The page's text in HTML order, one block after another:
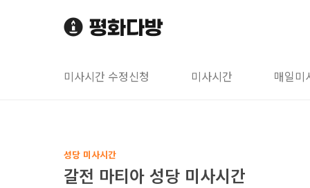
미사시간 수정신청 미사시간 매일미
성당 미사시간
갈전 마티아 성당 미사시간